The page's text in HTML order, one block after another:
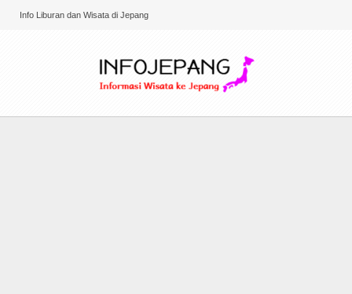
Info Liburan dan Wisata di Jepang